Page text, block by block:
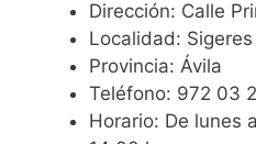
Dirección: Calle
Localidad: Sigeres
Provincia: Ávila
Teléfono: 972 03
Horario: De lunes